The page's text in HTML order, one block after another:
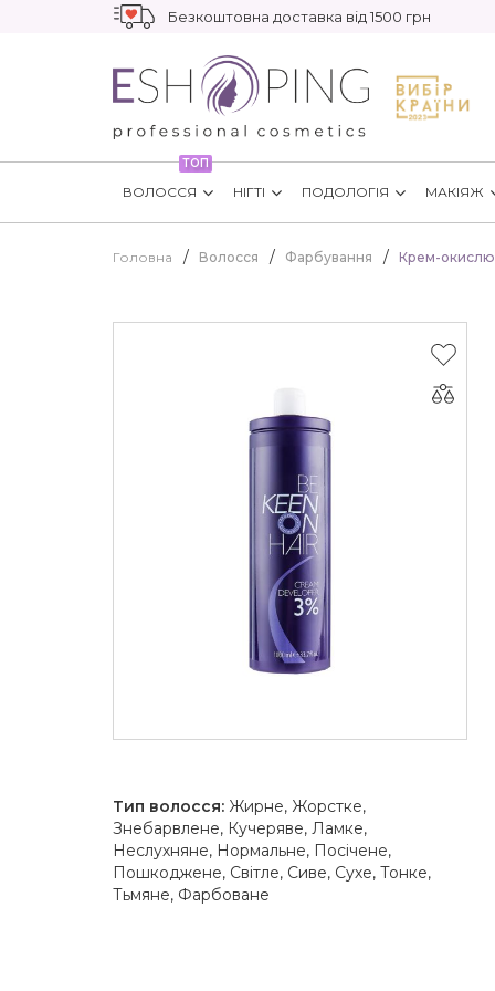
Безкоштовна доставка від 1500 грн
ТОП
ВОЛОССЯ НІГТІ ПОДОЛОГІЯ МАКІЯЖ
Головна Волосся Фарбування Крем-
Тип волосся: Жирне, Жорстке,
Знебарвлене, Кучеряве, Ламке,
Неслухняне, Нормальне, Посічене,
Пошкоджене, Світле, Сиве, Сухе, Тонке,
Тьмяне, Фарбоване